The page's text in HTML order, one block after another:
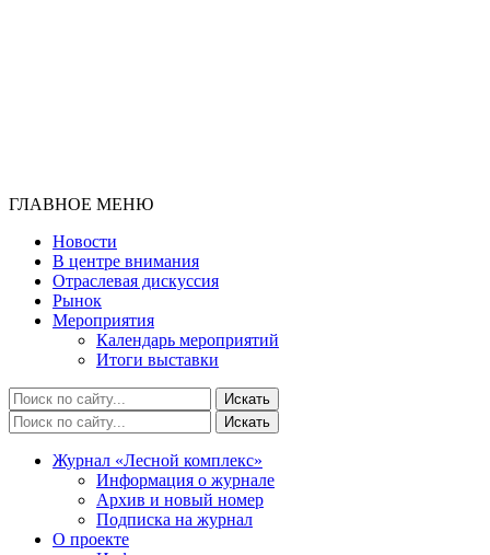
ГЛАВНОЕ МЕНЮ
Новости
В центре внимания
Отраслевая дискуссия
Рынок
Мероприятия
Календарь мероприятий
Итоги выставки
Журнал «Лесной комплекс»
Информация о журнале
Архив и новый номер
Подписка на журнал
О проекте